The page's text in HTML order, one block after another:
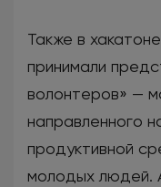
Также в
принимали
волонтеров» —
направленного
продуктивной
молодых людей.